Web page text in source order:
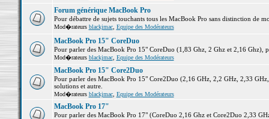
Forum générique MacBook Pro
Pour débattre de sujets touchants tous les MacBook Pro sans distinction de
Mod�rateurs blackjmac, Equipe des Modérateurs
MacBook Pro 15" CoreDuo
Pour parler des MacBook Pro 15" CoreDuo (1,83 Ghz, 2 Ghz et 2,16 Ghz),
Mod�rateurs blackjmac, Equipe des Modérateurs
MacBook Pro 15" Core2Duo
Pour parler des MacBook Pro 15" Core2Duo (2,16 GHz, 2,2 GHz, 2,33
solutions et autre.
Mod�rateurs blackjmac, Equipe des Modérateurs
MacBook Pro 17"
Pour parler des MacBook Pro 17" (CoreDuo 2,16 Ghz et Core2Duo 2,33